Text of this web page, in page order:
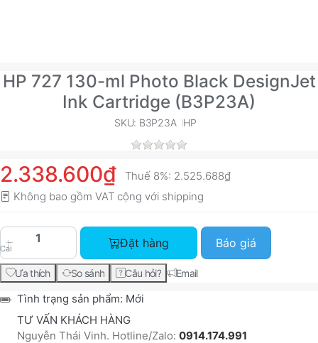
HP 727 130-ml Photo Black DesignJet
Ink Cartridge (B3P23A)
SKU: B3P23A HP
2.338.600₫ Thuế 8%: 2.525.688₫
Không bao gồm VAT cộng với shipping
Cái
HP 727 130-ml Photo Black DesignJet Ink
Đặt hàng Báo giá
Ưa thích So sánh Câu hỏi? Email
Tình trạng sản phẩm: Mới
TƯ VẤN KHÁCH HÀNG
Nguyễn Thái Vinh. Hotline/Zalo: 0914.174.991